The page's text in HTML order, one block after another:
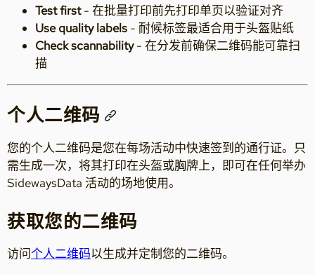
Test first- 在批量打印前先打印单页以验证对齐
Use quality labels - 耐候标签最适合用于头盔贴纸
Check scannability- 在分发前确保二维码能可靠扫
描
个人二维码
您的个人二维码是您在每场活动中快速签到的通行证。只
需生成一次，将其打印在头盔或胸牌上，即可在任何举办
SidewaysData 活动的场地使用。
获取您的二维码
访问个人二维码以生成并定制您的二维码。